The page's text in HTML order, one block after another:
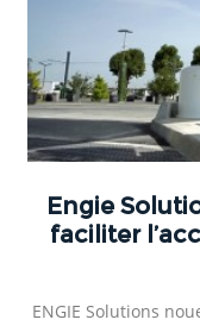
Engie
faciliter
ENGIE Solutions